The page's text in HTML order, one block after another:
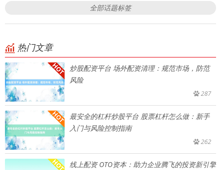
全部话题标签
热门文章
炒股配资平台 场外配资清理：规范市场，防范
风险
287
最安全的杠杆炒股平台 股票杠杆怎么做：新手
入门与风险控制指南
262
线上配资 OTO资本：助力企业腾飞的投资新引擎